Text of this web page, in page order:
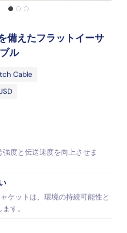
備えたフラットイーサ
ル
Cable
度と伝送速度を向上させま
ケットは、環境の持続可能性と
す。